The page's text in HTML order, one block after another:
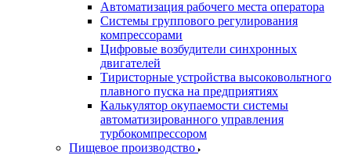
Автоматизация рабочего места оператора
Системы группового регулирования
компрессорами
Цифровые возбудители синхронных
двигателей
Тиристорные устройства высоковольтного
плавного пуска на предприятиях
Калькулятор окупаемости системы
автоматизированного управления
турбокомпрессором
Пищевое производство